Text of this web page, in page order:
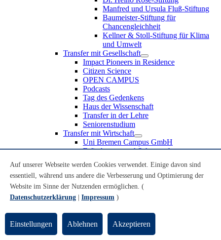
Manfred und Ursula Fluß-Stiftung
Baumeister-Stiftung für
Chancengleichheit
Kellner & Stoll-Stiftung für Klima
und Umwelt
Transfer mit Gesellschaft
Impact Pioneers in Residence
Citizen Science
OPEN CAMPUS
Podcasts
Tag des Gedenkens
Haus der Wissenschaft
Transfer in der Lehre
Seniorenstudium
Transfer mit Wirtschaft
Uni Bremen Campus GmbH
Erfindungen und Schutzrechte
Recruiting an der Universität Bremen
Weiterbildung an der Universität Bremen
Transfer mit Schule
Schülerinnen und Schüler
Schulklassen
Lehrkräfte
Gründungsunterstützung
Auf unserer Webseite werden Cookies verwendet. Einige davon sind
essentiell, während uns andere die Verbesserung und Optimierung der
Website im Sinne der Nutzenden ermöglichen. (
Datenschutzerklärung
Impressum )
Einstellungen Ablehnen Akzeptieren